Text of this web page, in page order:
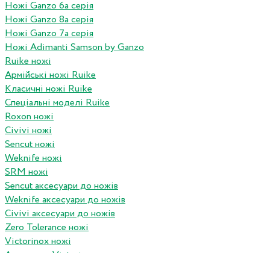
Ножі Ganzo 6а серія
Ножі Ganzo 8а серія
Ножі Ganzo 7а серія
Ножі Adimanti Samson by Ganzo
Ruike ножі
Армійські ножі Ruike
Класичні ножі Ruike
Спеціальні моделі Ruike
Roxon ножi
Civivi ножі
Sencut ножі
Weknife ножі
SRM ножі
Sencut аксесуари до ножів
Weknife аксесуари до ножів
Civivi аксесуари до ножів
Zero Tolerance ножі
Victorinox ножі